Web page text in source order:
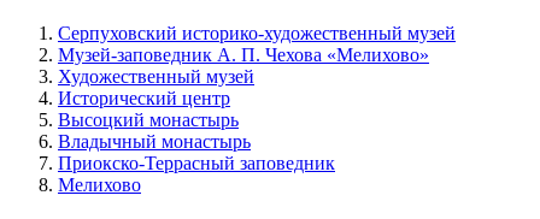
Серпуховский историко-художественный музей
Музей-заповедник А. П. Чехова «Мелихово»
Художественный музей
Исторический центр
Высоцкий монастырь
Владычный монастырь
Приокско-Террасный заповедник
Мелихово